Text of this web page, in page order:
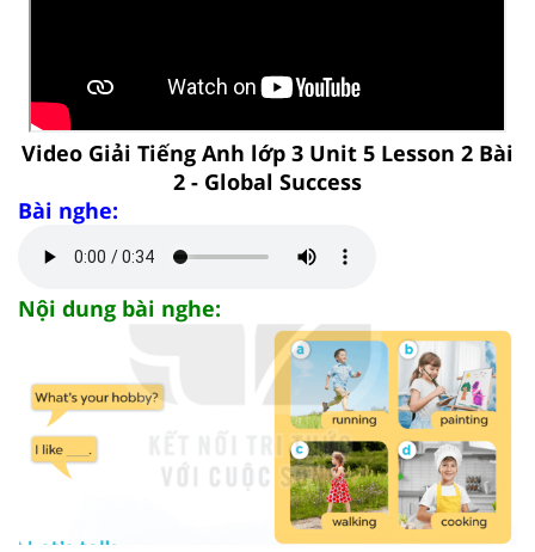
Video Giải Tiếng Anh lớp 3 Unit 5 Lesson 2 Bài
2 - Global Success
Bài nghe:
Nội dung bài nghe: